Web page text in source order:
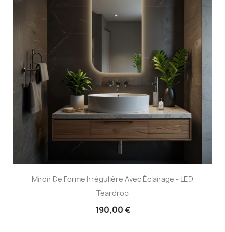
Miroir De Forme Irrégulière Avec Éclairage - LED
Teardrop
190,00 €